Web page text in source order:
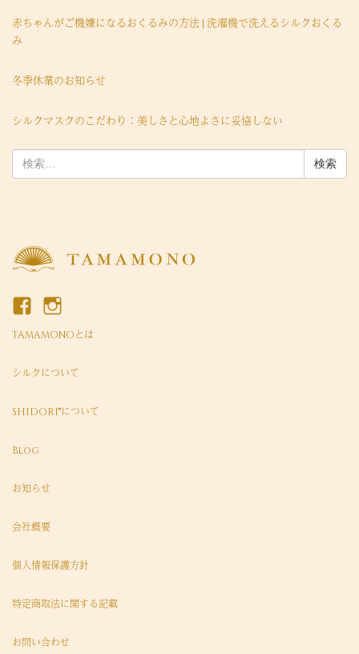
赤ちゃんがご機嫌になるおくるみの方法 | 洗濯機で洗えるシルクおくる
み
冬季休業のお知らせ
シルクマスクのこだわり：美しさと心地よさに妥協しない
索:
TAMAMONOとは
シルクについて
SHIDORI®について
Blog
お知らせ
会社概要
個人情報保護方針
特定商取法に関する記載
お問い合わせ